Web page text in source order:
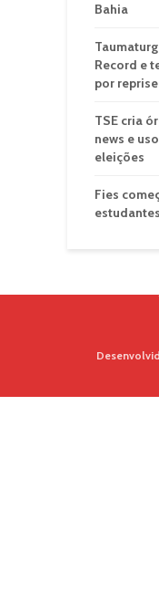
Bahia
Record e
por
TSE cria
news e
eleições
Fies